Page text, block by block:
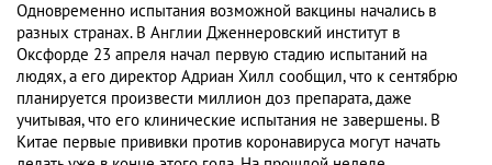
Одновременно испытания возможной вакцины начались в
разных странах. В Англии Дженнеровский институт в
Оксфорде 23 апреля начал первую стадию испытаний на
людях, а его директор Адриан Хилл сообщил, что к сентябрю
планируется произвести миллион доз препарата, даже
учитывая, что его клинические испытания не завершены. В
Китае первые прививки против коронавируса могут начать